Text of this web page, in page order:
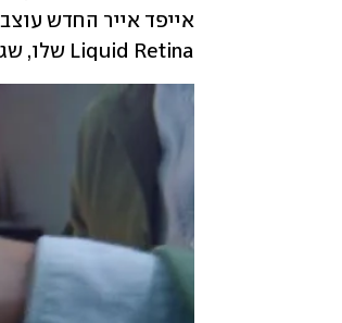
אייפד אייר החדש
Liquid Retina שלו, שגודלו 10.9 אינץ', מכסה כמעט את כל שטח הפנים.